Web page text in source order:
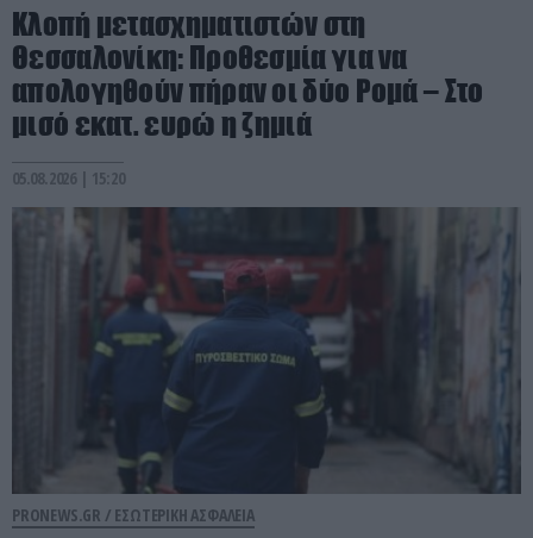
Κλοπή μετασχηματιστών στη
Θεσσαλονίκη: Προθεσμία για να
απολογηθούν πήραν οι δύο Ρομά – Στο
μισό εκατ. ευρώ η ζημιά
05.08.2026 | 15:20
PRONEWS.GR / ΕΣΩΤΕΡΙΚΗ ΑΣΦΑΛΕΙΑ